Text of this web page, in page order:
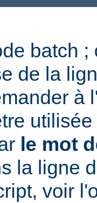
batch
de la
à
le mot
la ligne
voir